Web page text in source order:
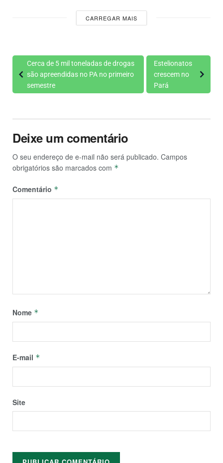
CARREGAR MAIS
Cerca de 5 mil toneladas de drogas
são apreendidas no PA no primeiro
semestre
Estelionatos
crescem no
Pará
Deixe um comentário
O seu endereço de e-mail não será publicado. Campos
obrigatórios são marcados com *
Comentário *
Nome *
E-mail *
Site